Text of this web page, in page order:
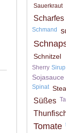
Sauerkraut
Scharfes
Schmand
Schnitzel
Sherry Sirup
Sojasauce
Spinat
Süßes
Tomate